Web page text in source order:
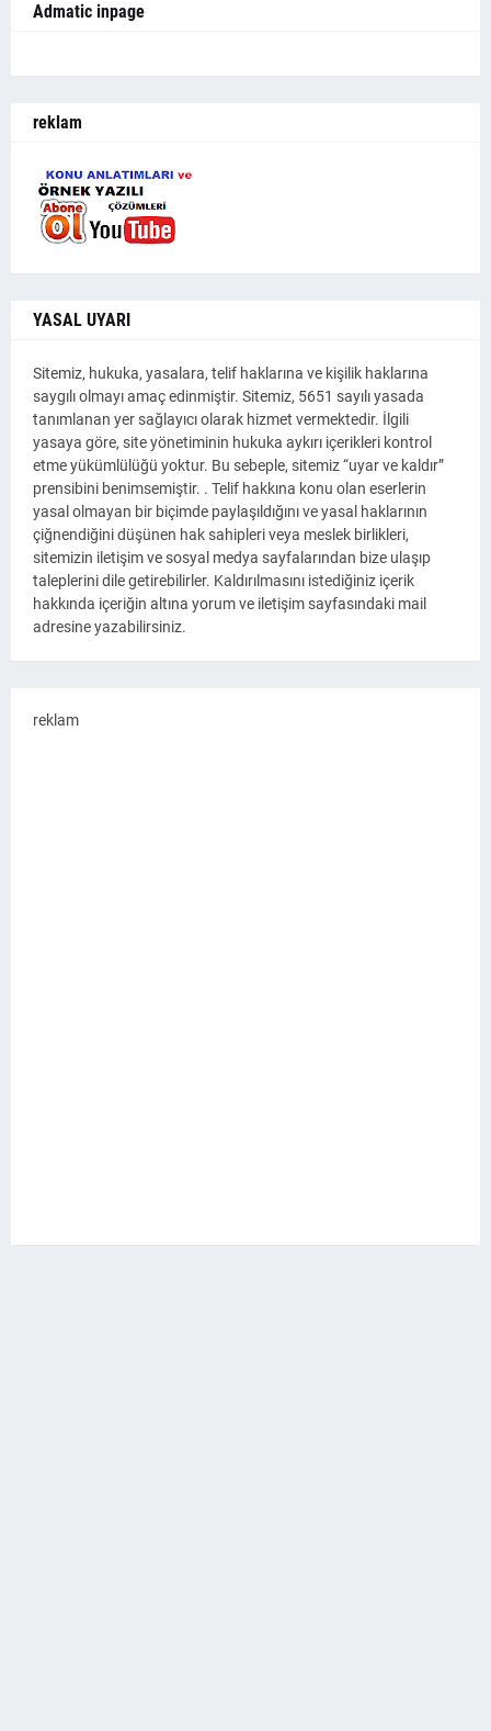
Admatic inpage
reklam
YASAL UYARI
Sitemiz, hukuka, yasalara, telif haklarına ve kişilik haklarına
saygılı olmayı amaç edinmiştir. Sitemiz, 5651 sayılı yasada
tanımlanan yer sağlayıcı olarak hizmet vermektedir. İlgili
yasaya göre, site yönetiminin hukuka aykırı içerikleri kontrol
etme yükümlülüğü yoktur. Bu sebeple, sitemiz “uyar ve kaldır”
prensibini benimsemiştir. . Telif hakkına konu olan eserlerin
yasal olmayan bir biçimde paylaşıldığını ve yasal haklarının
çiğnendiğini düşünen hak sahipleri veya meslek birlikleri,
sitemizin iletişim ve sosyal medya sayfalarından bize ulaşıp
taleplerini dile getirebilirler. Kaldırılmasını istediğiniz içerik
hakkında içeriğin altına yorum ve iletişim sayfasındaki mail
adresine yazabilirsiniz.
reklam